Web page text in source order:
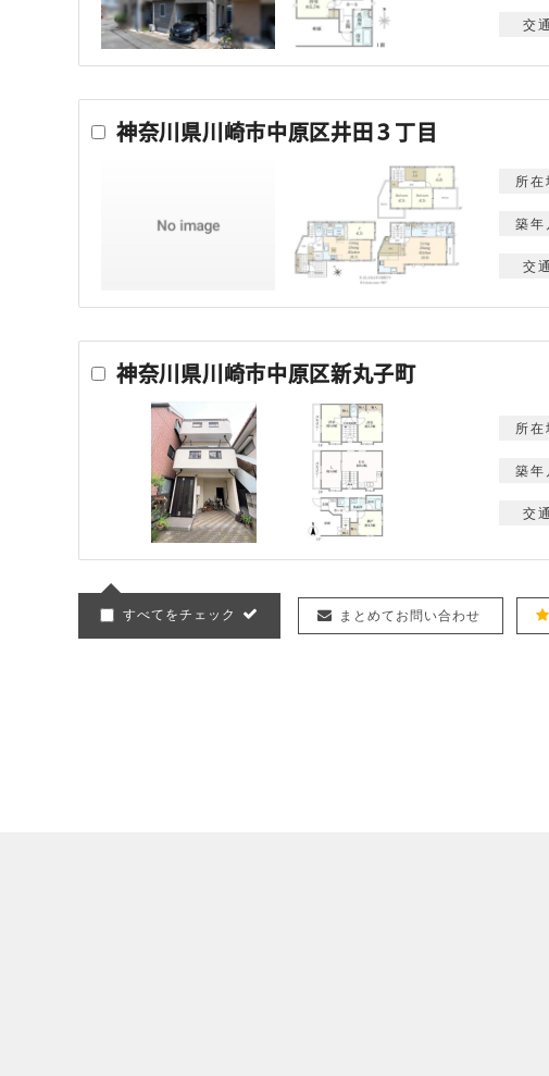
神奈川県川崎市中原区井田３丁目
神奈川県川崎市中原区新丸子町
すべてをチェック まとめてお問い合わせ